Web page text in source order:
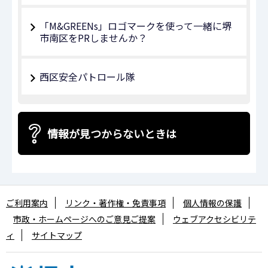
「M&GREENs」ロゴマークを使って一緒に堺
市南区をPRしませんか？
西区安全パトロール隊
情報が見つからないときは
ご利用案内 リンク・著作権・免責事項
個人情報の保護
市政・ホームページへのご意見ご提案
ウェブアクセシビリテ
ィ
サイトマップ